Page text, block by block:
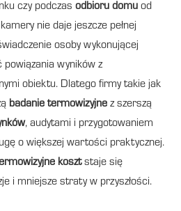
czy podczas odbioru domu od
nie daje jeszcze pełnej
osoby wykonującej
wyników z
obiektu. Dlatego firmy takie jak
badanie termowizyjne z szerszą
, audytami i przygotowaniem
o większej wartości praktycznej.
kosztstaje się
i mniejsze straty w przyszłości.